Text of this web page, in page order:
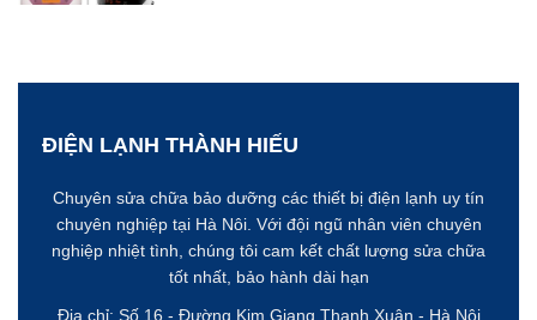
ĐIỆN LẠNH THÀNH HIẾU
Chuyên sửa chữa bảo dưỡng các thiết bị điện lạnh uy tín
chuyên nghiệp tại Hà Nôi. Với đội ngũ nhân viên chuyên
nghiệp nhiệt tình, chúng tôi cam kết chất lượng sửa chữa
tốt nhất, bảo hành dài hạn
Địa chỉ: Số 16 - Đường Kim Giang Thanh Xuân - Hà Nội